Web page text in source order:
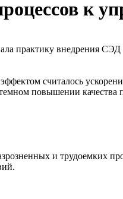
к
практику внедрения
считалось
повышении качества
и трудоемких